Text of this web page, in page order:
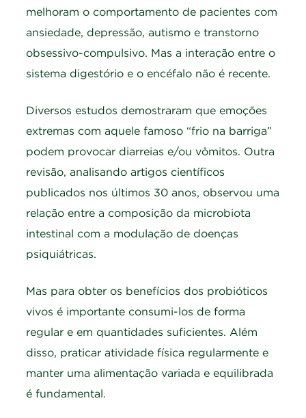
melhoram o comportamento de pacientes com
ansiedade, depressão, autismo e transtorno
obsessivo-compulsivo. Mas a interação entre o
sistema digestório e o encéfalo não é recente.
Diversos estudos demostraram que emoções
extremas com aquele famoso “frio na barriga”
podem provocar diarreias e/ou vômitos. Outra
revisão, analisando artigos científicos
publicados nos últimos 30 anos, observou uma
relação entre a composição da microbiota
intestinal com a modulação de doenças
psiquiátricas.
Mas para obter os benefícios dos probióticos
vivos é importante consumi-los de forma
regular e em quantidades suficientes. Além
disso, praticar atividade física regularmente e
manter uma alimentação variada e equilibrada
é fundamental.